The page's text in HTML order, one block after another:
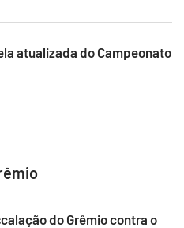
atualizada do Campeonato
do Grêmio contra o